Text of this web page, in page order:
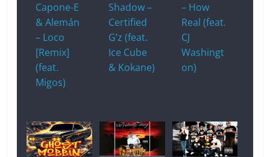
Capone-E
& Alemán
– Loco
[Remix]
(feat.
Migos)
Shadow –
Certified
G’z (feat.
Ice Cube
& Kokane)
– How
Real (feat.
CJ
Washingt
on)